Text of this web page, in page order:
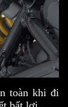
toàn khi đi